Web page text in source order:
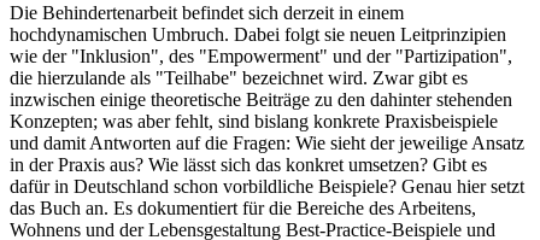
Die Behindertenarbeit befindet sich derzeit in einem
hochdynamischen Umbruch. Dabei folgt sie neuen Leitprinzipien
wie der "Inklusion", des "Empowerment" und der "Partizipation",
die hierzulande als "Teilhabe" bezeichnet wird. Zwar gibt es
inzwischen einige theoretische Beiträge zu den dahinter stehenden
Konzepten; was aber fehlt, sind bislang konkrete Praxisbeispiele
und damit Antworten auf die Fragen: Wie sieht der jeweilige Ansatz
in der Praxis aus? Wie lässt sich das konkret umsetzen? Gibt es
dafür in Deutschland schon vorbildliche Beispiele? Genau hier setzt
das Buch an. Es dokumentiert für die Bereiche des Arbeitens,
Wohnens und der Lebensgestaltung Best-Practice-Beispiele und